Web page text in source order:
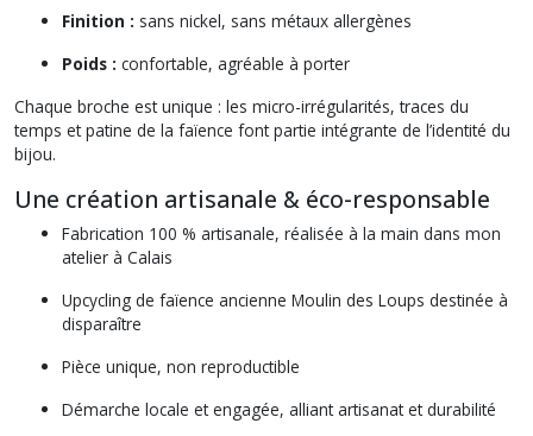
Finition : sans nickel, sans métaux allergènes
Poids : confortable, agréable à porter
Chaque broche est unique : les micro-irrégularités, traces du
temps et patine de la faïence font partie intégrante de l’identité du
bijou.
Une création artisanale & éco-responsable
Fabrication 100 % artisanale, réalisée à la main dans mon
atelier à Calais
Upcycling de faïence ancienne Moulin des Loups destinée à
disparaître
Pièce unique, non reproductible
Démarche locale et engagée, alliant artisanat et durabilité